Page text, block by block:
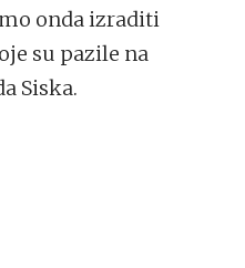
onda izraditi
su pazile na
Siska.